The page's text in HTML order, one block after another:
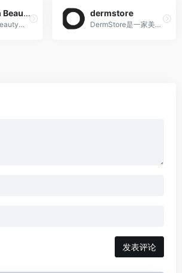
Revolution Beauty
Revolution Beauty（原TAM Beauty）是英国知名护肤品网站，主要开发、生产以及销售各类化妆品，护肤和护发产品。
dermstore
DermStore是一家美系老牌药妆网站，其产品汇集了数千种世界领先品牌
发表评论